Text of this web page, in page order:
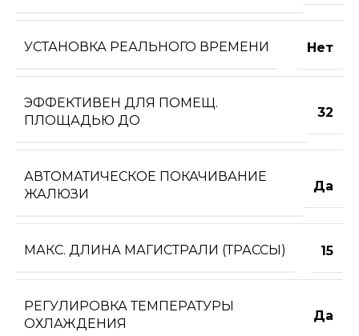
УСТАНОВКА РЕАЛЬНОГО ВРЕМЕНИ Нет
ЭФФЕКТИВЕН ДЛЯ ПОМЕЩ.
ПЛОЩАДЬЮ ДО
32
АВТОМАТИЧЕСКОЕ ПОКАЧИВАНИЕ
ЖАЛЮЗИ
Да
МАКС. ДЛИНА МАГИСТРАЛИ (ТРАССЫ) 15
РЕГУЛИРОВКА ТЕМПЕРАТУРЫ
ОХЛАЖДЕНИЯ
Да